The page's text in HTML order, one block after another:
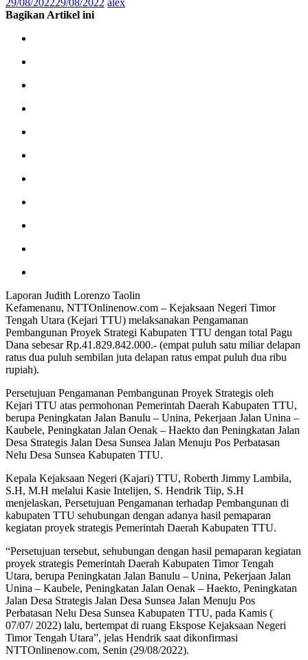
Bagikan Artikel ini
Laporan Judith Lorenzo Taolin
Kefamenanu, NTTOnlinenow.com – Kejaksaan Negeri Timor
Tengah Utara (Kejari TTU) melaksanakan Pengamanan
Pembangunan Proyek Strategi Kabupaten TTU dengan total Pagu
Dana sebesar Rp.41.829.842.000.- (empat puluh satu miliar delapan
ratus dua puluh sembilan juta delapan ratus empat puluh dua ribu
rupiah).
Persetujuan Pengamanan Pembangunan Proyek Strategis oleh
Kejari TTU atas permohonan Pemerintah Daerah Kabupaten TTU,
berupa Peningkatan Jalan Banulu – Unina, Pekerjaan Jalan Unina –
Kaubele, Peningkatan Jalan Oenak – Haekto dan Peningkatan Jalan
Desa Strategis Jalan Desa Sunsea Jalan Menuju Pos Perbatasan
Nelu Desa Sunsea Kabupaten TTU.
Kepala Kejaksaan Negeri (Kajari) TTU, Roberth Jimmy Lambila,
S.H, M.H melalui Kasie Intelijen, S. Hendrik Tiip, S.H
menjelaskan, Persetujuan Pengamanan terhadap Pembangunan di
kabupaten TTU sehubungan dengan adanya hasil pemaparan
kegiatan proyek strategis Pemerintah Daerah Kabupaten TTU.
“Persetujuan tersebut, sehubungan dengan hasil pemaparan kegiatan
proyek strategis Pemerintah Daerah Kabupaten Timor Tengah
Utara, berupa Peningkatan Jalan Banulu – Unina, Pekerjaan Jalan
Unina – Kaubele, Peningkatan Jalan Oenak – Haekto, Peningkatan
Jalan Desa Strategis Jalan Desa Sunsea Jalan Menuju Pos
Perbatasan Nelu Desa Sunsea Kabupaten TTU, pada Kamis (
07/07/ 2022) lalu, bertempat di ruang Ekspose Kejaksaan Negeri
Timor Tengah Utara”, jelas Hendrik saat dikonfirmasi
NTTOnlinenow.com, Senin (29/08/2022).